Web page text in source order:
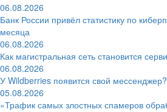
06.08.2026
Банк России привёл статистику по
месяца
06.08.2026
Как магистральная сеть становится
06.08.2026
У Wildberries появится свой мессенджер?
05.08.2026
«Трафик самых злостных спамеров